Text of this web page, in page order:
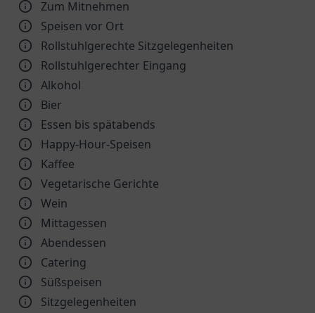
Zum Mitnehmen
Speisen vor Ort
Rollstuhlgerechte Sitzgelegenheiten
Rollstuhlgerechter Eingang
Alkohol
Bier
Essen bis spätabends
Happy-Hour-Speisen
Kaffee
Vegetarische Gerichte
Wein
Mittagessen
Abendessen
Catering
Süßspeisen
Sitzgelegenheiten